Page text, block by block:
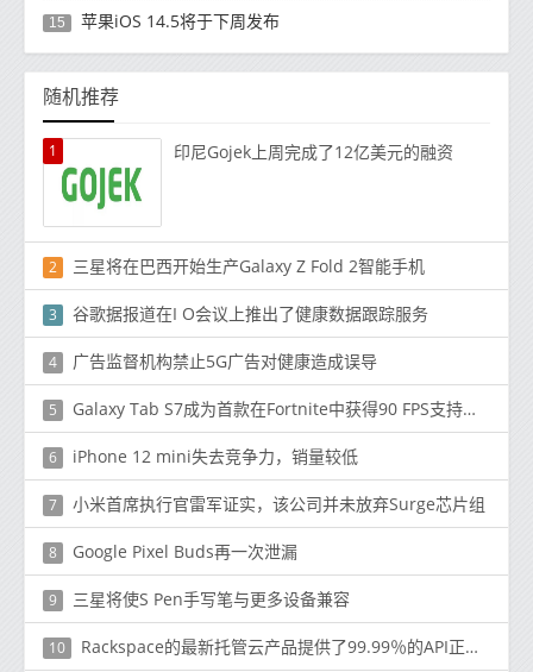
15 苹果iOS 14.5将于下周发布
随机推荐
1 印尼Gojek上周完成了12亿美元的融资
2 三星将在巴西开始生产Galaxy Z Fold 2智能手机
3 谷歌据报道在I O会议上推出了健康数据跟踪服务
4 广告监督机构禁止5G广告对健康造成误导
5 Galaxy Tab S7成为首款在Fortnite中获得90 FPS支持的Android平板电脑
6 iPhone 12 mini失去竞争力，销量较低
7 小米首席执行官雷军证实，该公司并未放弃Surge芯片组
8 Google Pixel Buds再一次泄漏
9 三星将使S Pen手写笔与更多设备兼容
10 Rackspace的最新托管云产品提供了99.99％的API正常运行时间保证